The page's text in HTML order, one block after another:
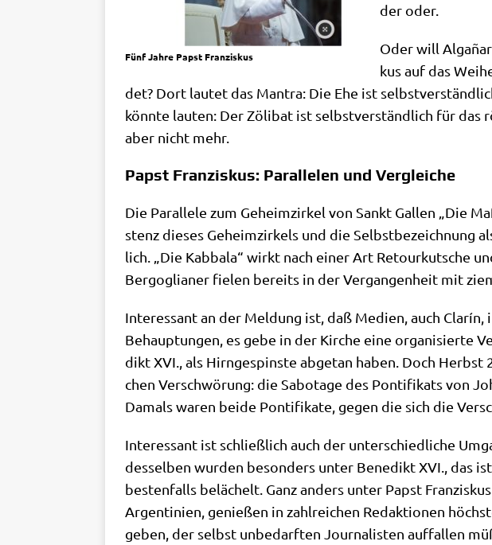
Fünf Jah­re Papst Franziskus
der oder.
Oder will
kus auf das
det? Dort lau­tet das Man­tra: Die Ehe ist
könn­te lau­ten: Der Zöli­bat ist selbst­ver­ständ­lich für
aber nicht mehr.
Papst Franziskus: Parallelen und Vergleiche
Die Par­al­le­le zum Geheim­zir­kel von Sankt Gal­len „Die
stenz die­ses Geheim­zir­kels und die
lich. „Die Kab­ba­la“ wirkt nach einer Art Retour­kut­sche
Berg­o­glia­ner fie­len bereits in der Ver­gan­gen­heit mit
Inter­es­sant an der Mel­dung ist, daß Medi­en, auch
Behaup­tun­gen, es gebe in der Kir­che eine orga­ni­sier­te
dikt XVI., als Hirn­ge­spin­ste abge­tan haben. Doch
chen Ver­schwö­rung: die Sabo­ta­ge des Pon­ti­fi­kats von
Damals waren bei­de Pon­ti­fi­ka­te, gegen die sich die
Inter­es­sant ist schließ­lich auch der unter­schied­li­che
des­sel­ben wur­den beson­ders unter Bene­dikt XVI., das
besten­falls belä­chelt. Ganz anders unter Papst
Argen­ti­ni­en, genie­ßen in zahl­rei­chen Redak­tio­nen
geben, der selbst unbe­darf­ten Jour­na­li­sten auf­fal­len